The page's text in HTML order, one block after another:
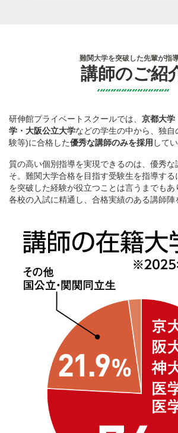
難関大学を突破した先輩が指導
講師のご紹
研伸館プライベートスクールでは、 京都大学
学・大阪公立大学などの学生の中から、独
験等)に合格した優秀な講師のみを採用 して
質の高い個別指導を実現できるのは、優秀な
そ。難関大学合格を目指す受験生を指導する
を突破した経験が役立つことは言うまでもあ
各校の入試に精通し、合格実績のある講師陣